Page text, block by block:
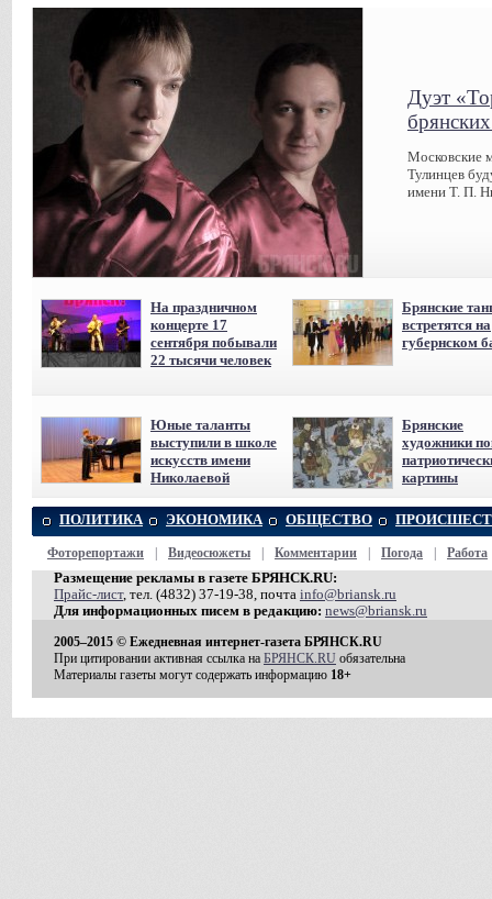
Дуэт
Московские
Тулинцев
имени Т. П.
На праздничном
концерте 17
сентября побывали
22 тысячи человек
Брянские
встретятся на
губернском
Юные таланты
выступили в школе
искусств имени
Николаевой
Брянские
художники
картины
ПОЛИТИКА ЭКОНОМИКА ОБЩЕСТВО
Фоторепортажи Видеосюжеты Комментарии Погода
Работа
Размещение рекламы в газете БРЯНСК.RU:
Прайс-лист, тел. (4832) 37-19-38, почта info@briansk.ru
Для информационных писем в редакцию: news@briansk.ru
2005–2015 © Ежедневная интернет-газета БРЯНСК.RU
При цитировании активная ссылка на БРЯНСК.RU обязательна
Материалы газеты могут содержать информацию 18+